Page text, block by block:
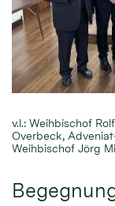
v.l.: Weihbischof
Overbeck,
Weihbischof Jörg